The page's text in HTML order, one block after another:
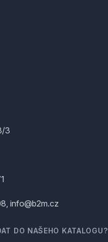
3
info@b2m.cz
DO NAŠEHO KATALOGU?